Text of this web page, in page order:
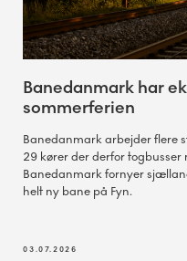
Banedanmark har
sommerferien
Banedanmark arbejder flere
29 kører der derfor togbusser
Banedanmark fornyer
helt ny bane på Fyn.
03.07.2026